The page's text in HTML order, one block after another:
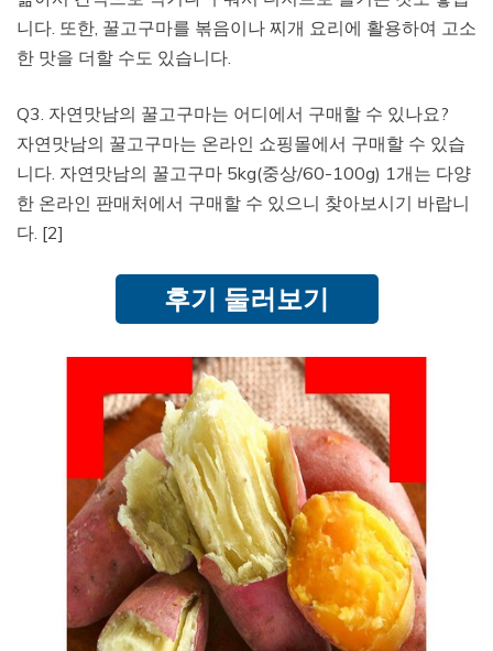
니다. 또한, 꿀고구마를 볶음이나 찌개 요리에 활용하여 고소
한 맛을 더할 수도 있습니다.
Q3. 자연맛남의 꿀고구마는 어디에서 구매할 수 있나요?
자연맛남의 꿀고구마는 온라인 쇼핑몰에서 구매할 수 있습
니다. 자연맛남의 꿀고구마 5kg(중상/60-100g) 1개는 다양
한 온라인 판매처에서 구매할 수 있으니 찾아보시기 바랍니
다. [2]
후기 둘러보기